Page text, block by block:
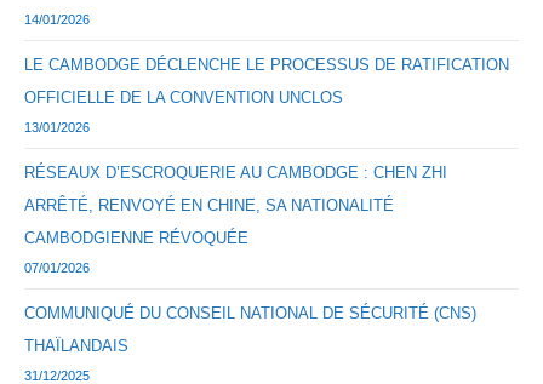
14/01/2026
LE CAMBODGE DÉCLENCHE LE PROCESSUS DE RATIFICATION
OFFICIELLE DE LA CONVENTION UNCLOS
13/01/2026
RÉSEAUX D’ESCROQUERIE AU CAMBODGE : CHEN ZHI
ARRÊTÉ, RENVOYÉ EN CHINE, SA NATIONALITÉ
CAMBODGIENNE RÉVOQUÉE
07/01/2026
COMMUNIQUÉ DU CONSEIL NATIONAL DE SÉCURITÉ (CNS)
THAÏLANDAIS
31/12/2025